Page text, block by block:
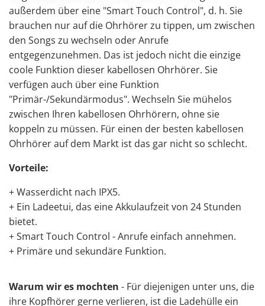
außerdem über eine "Smart Touch Control", d. h. Sie
brauchen nur auf die Ohrhörer zu tippen, um zwischen
den Songs zu wechseln oder Anrufe
entgegenzunehmen. Das ist jedoch nicht die einzige
coole Funktion dieser kabellosen Ohrhörer. Sie
verfügen auch über eine Funktion
"Primär-/Sekundärmodus". Wechseln Sie mühelos
zwischen Ihren kabellosen Ohrhörern, ohne sie
koppeln zu müssen. Für einen der besten kabellosen
Ohrhörer auf dem Markt ist das gar nicht so schlecht.
Vorteile:
+ Wasserdicht nach IPX5.
+ Ein Ladeetui, das eine Akkulaufzeit von 24 Stunden
bietet.
+ Smart Touch Control - Anrufe einfach annehmen.
+ Primäre und sekundäre Funktion.
Warum wir es mochten - Für diejenigen unter uns, die
ihre Kopfhörer gerne verlieren, ist die Ladehülle ein